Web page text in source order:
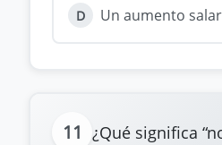
D Un aumento
11 ¿Qué significa